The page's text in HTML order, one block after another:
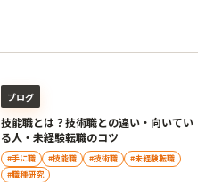
技能職とは？技術職との違い・向いてい
る人・未経験転職のコツ
ブログ
#手に職 #技能職 #技術職
#未経験転職
#職種研究